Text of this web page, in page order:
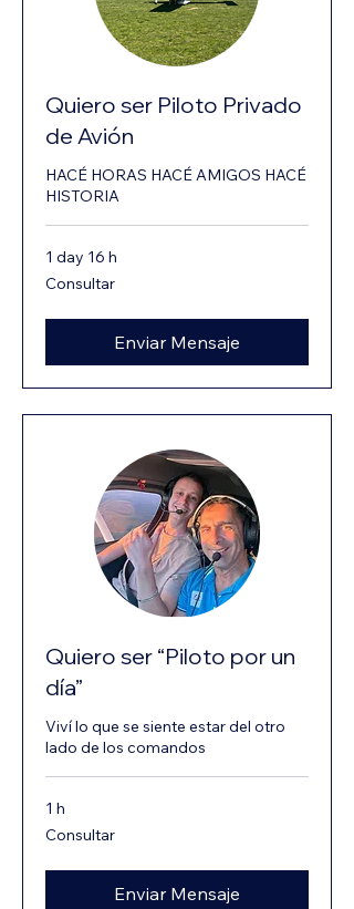
Quiero ser Piloto Privado
de Avión
HACÉ HORAS HACÉ AMIGOS HACÉ
HISTORIA
1 day 16 h
Consultar
Consultar
Enviar Mensaje
Quiero ser “Piloto por un
día”
Viví lo que se siente estar del otro
lado de los comandos
1 h
Consultar
Consultar
Enviar Mensaje